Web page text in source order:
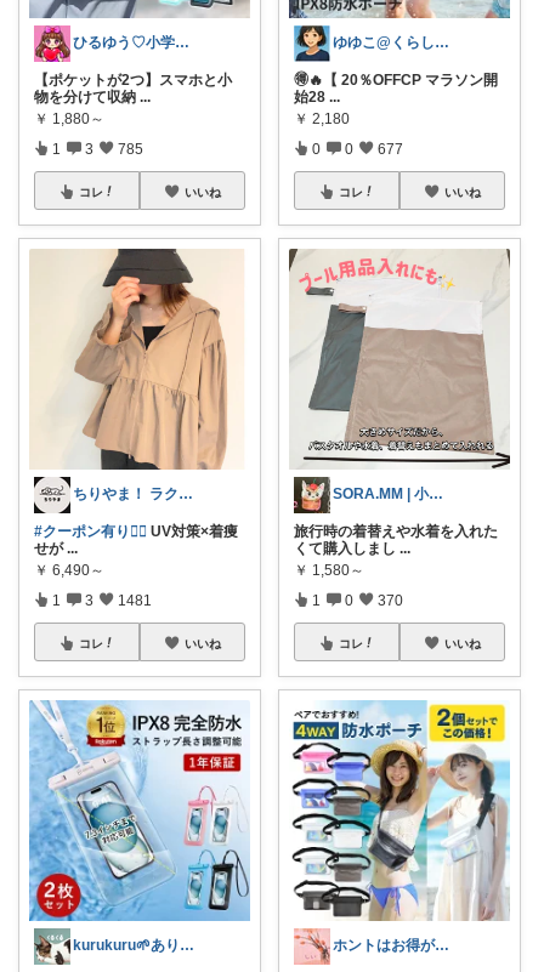
ひるゆう♡小学生2児ママ
【ポケットが2つ】スマホと小
物を分けて収納 ...
￥ 1,880～
1 3 785
コレ いいね
ちりやま！ ラク×便利グッズ🫧
#クーポン有り❤️‍🔥 UV対策×着痩
せが ...
￥ 6,490～
1 3 1481
コレ いいね
kurukuru🌱ありがとうございます
ゆゆこ@くらしを楽に便利に✨
🉐🔥【 20％OFFCP マラソン開
始28 ...
￥ 2,180
0 0 677
コレ いいね
SORA.MM | 小学生姉妹ママ👭
旅行時の着替えや水着を入れた
くて購入しまし ...
￥ 1,580～
1 0 370
コレ いいね
ホントはお得がすき(⁠◠⁠‿⁠◕⁠)